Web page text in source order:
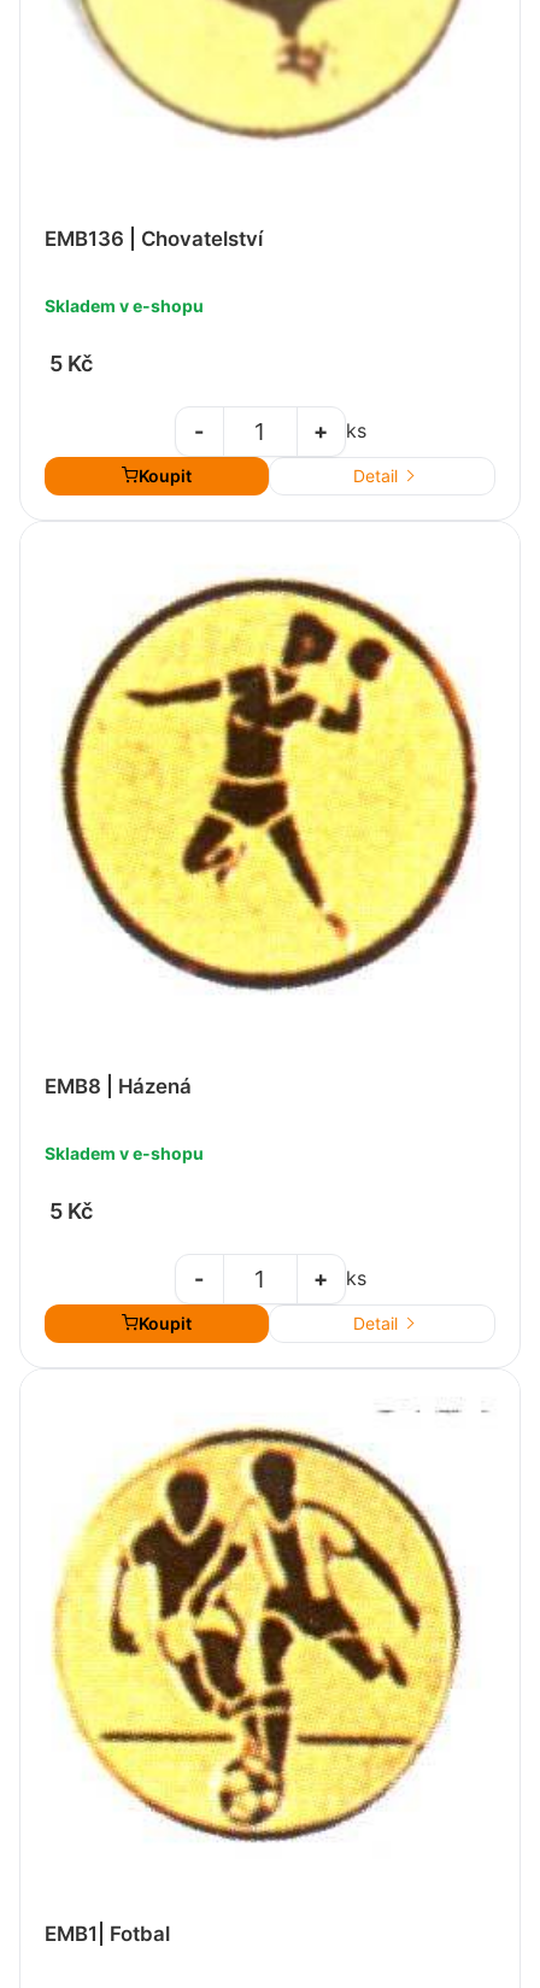
EMB136 | Chovatelství
Skladem v e-shopu
5 Kč
+
- ks
Koupit Detail
EMB8 | Házená
Skladem v e-shopu
5 Kč
+
- ks
Koupit Detail
EMB1| Fotbal